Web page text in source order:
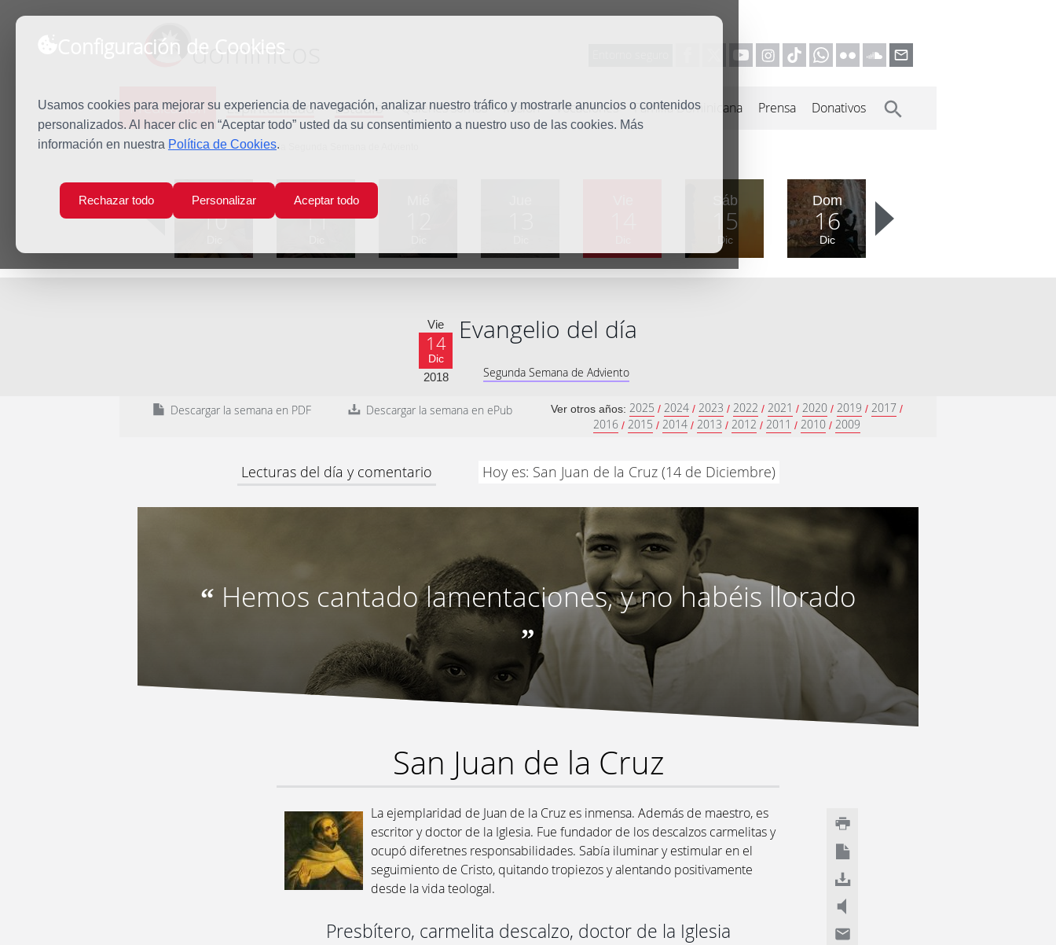
Configuración de Cookies
Usamos cookies para mejorar su experiencia de navegación, analizar nuestro tráfico y mostrarle anuncios o contenidos
personalizados. Al hacer clic en “Aceptar todo” usted da su consentimiento a nuestro uso de las cookies. Más
información en nuestra Política de Cookies.
Rechazar todo Personalizar Aceptar todo
dominicos
Predicación Espiritualidad Estudio Quiénes somos Misión Vocaciones Familia Dominicana Prensa Donativos
Inicio Predicación Viernes de la Segunda Semana de Adviento
Lun
10
Mar
11
Sáb
15
Dic
Dom
16
Dic
Vie
14
Dic
2018
Evangelio del día
Segunda Semana de Adviento
Descargar la semana en PDF Descargar la semana en ePub Ver otros años: 2025 / 2024 / 2023 / 2022 / 2021 / 2020 / 2019 / 2017 /
2016 / 2015 / 2014 / 2013 / 2012 / 2011 / 2010 / 2009
Lecturas del día y comentario Hoy es: San Juan de la Cruz (14 de Diciembre)
“ Hemos cantado lamentaciones, y no habéis llorado
”
San Juan de la Cruz
La ejemplaridad de Juan de la Cruz es inmensa. Además de maestro, es
escritor y doctor de la Iglesia. Fue fundador de los descalzos carmelitas y
ocupó diferetnes responsabilidades. Sabía iluminar y estimular en el
seguimiento de Cristo, quitando tropiezos y alentando positivamente
desde la vida teologal.
Presbítero, carmelita descalzo, doctor de la Iglesia